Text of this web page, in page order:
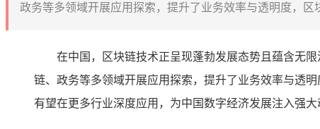
政务等多领域开展应用探索，提升了业务效率与透明度，
在中国，区块链技术正呈现蓬勃发展态势且蕴含无
链、政务等多领域开展应用探索，提升了业务效率与透
有望在更多行业深度应用，为中国数字经济发展注入强大